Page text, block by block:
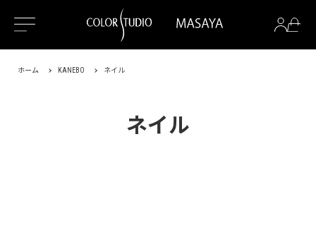
ホーム KANEBO ネイル
ネイル